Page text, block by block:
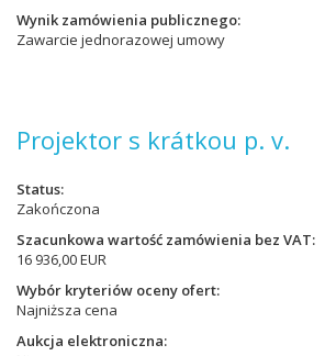
Wynik zamówienia publicznego
Zawarcie jednorazowej umowy
Projektor s krátkou p. v.
Status
Zakończona
Szacunkowa wartość zamówienia bez VAT
16 936,00 EUR
Wybór kryteriów oceny ofert
Najniższa cena
Aukcja elektroniczna